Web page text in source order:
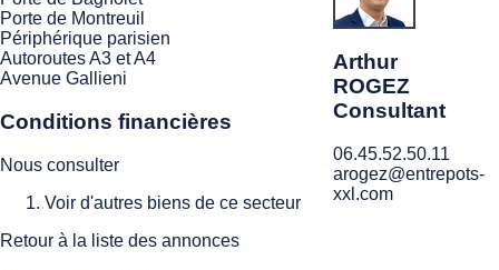
Porte de Montreuil
Périphérique parisien
Autoroutes A3 et A4
Avenue Gallieni
Conditions financières
Nous consulter
Voir d'autres biens de ce secteur
Retour à la liste des annonces
Arthur
ROGEZ
Consultant
06.45.52.50.11
arogez@entrepots-
xxl.com